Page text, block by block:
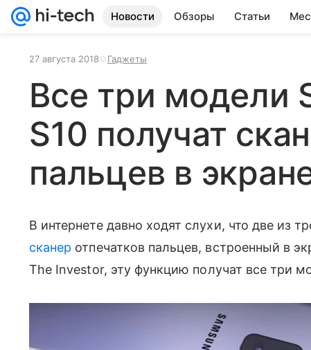
Новости Обзоры Статьи
27 августа 2018 Гаджеты
Все три модели
S10 получат
пальцев в
В интернете давно ходят слухи, что две из
сканер отпечатков пальцев, встроенный в
The Investor, эту функцию получат все три